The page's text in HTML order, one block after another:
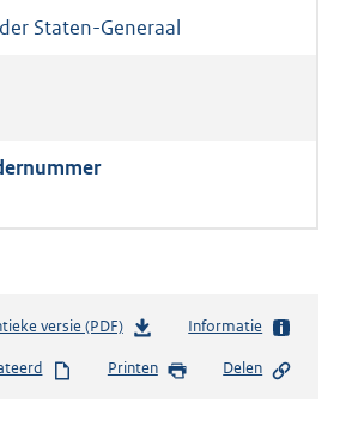
Staten-Generaal
versie (PDF)b
s
Informatie
Printen Delen